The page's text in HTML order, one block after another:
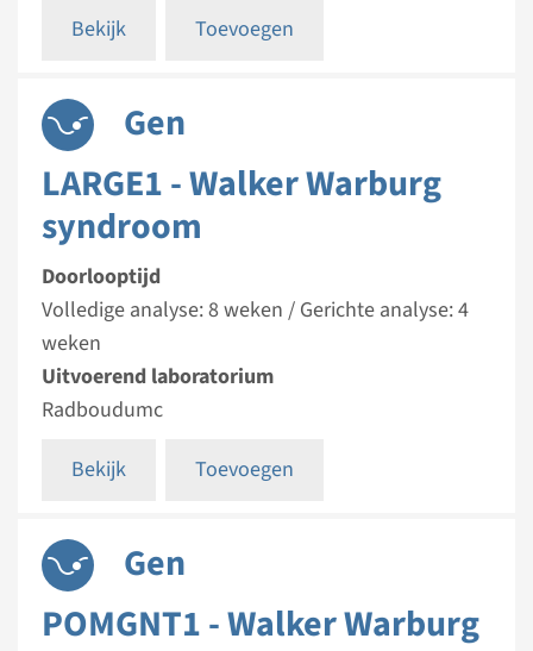
Bekijk
Toevoegen
Gen
LARGE1 - Walker Warburg
syndroom
Doorlooptijd
Volledige analyse: 8 weken / Gerichte analyse: 4
weken
Uitvoerend laboratorium
Radboudumc
Bekijk
Toevoegen
Gen
POMGNT1 - Walker Warburg